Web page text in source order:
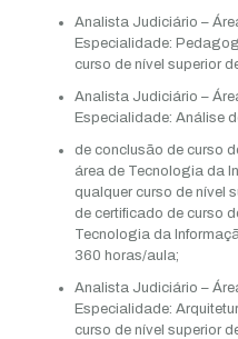
Analista Judiciário –
Especialidade:
curso de nível superior
Analista Judiciário –
Especialidade: Análise
de conclusão de curso
área de Tecnologia da
qualquer curso de nível
de certificado de curso
Tecnologia da
360 horas/aula;
Analista Judiciário –
Especialidade:
curso de nível superior